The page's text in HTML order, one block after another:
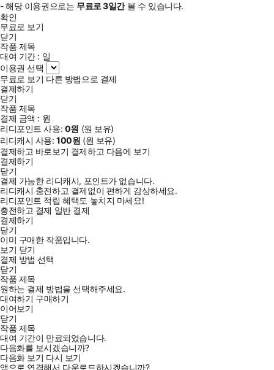
- 해당 이용권으로는 무료로3일간볼 수 있습니다.
확인
무료로 보기
닫기
작품 제목
대여 기간 : 일
이용권 선택
무료로 보기 다른 방법으로 결제
결제하기
닫기
작품 제목
결제 금액 : 원
리디포인트 사용: 0원 (원 보유)
리디캐시 사용:100원 (원 보유)
결제하고 바로보기 결제하고 다음에 보기
결제하기
닫기
결제 가능한 리디캐시, 포인트가 없습니다.
리디캐시 충전하고 결제없이 편하게 감상하세요.
리디포인트 적립 혜택도 놓치지 마세요!
충전하고 결제 일반 결제
결제하기
닫기
이미 구매한 작품입니다.
보기 닫기
결제 방법 선택
닫기
작품 제목
원하는 결제 방법을 선택해주세요.
대여하기 구매하기
이어보기
닫기
작품 제목
대여 기간이 만료되었습니다.
다음화를 보시겠습니까?
다음화 보기 다시 보기
앱으로 연결해서 다운로드하시겠습니까?